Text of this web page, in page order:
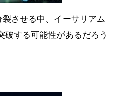
させる中、イーサリアム
する可能性があるだろう